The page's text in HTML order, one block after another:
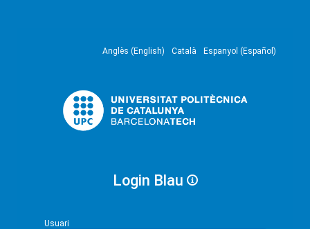
Anglès (English) Català Espanyol (Español)
Login Blau
Usuari